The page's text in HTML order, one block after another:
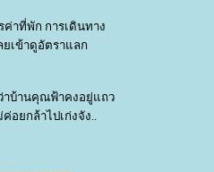
ค่าที่พัก การเดินทาง
ยเข้าดูอัตราแลก
าบ้านคุณฟ้าคงอยู่แถว
ยกล้าไปเก่งจัง..